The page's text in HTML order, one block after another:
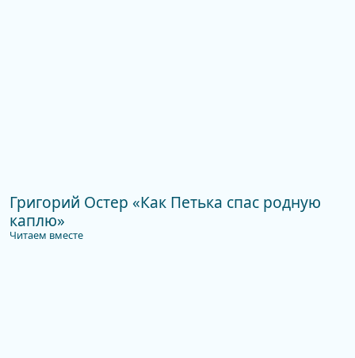
Григорий Остер «Как Петька спас родную
каплю»
Читаем вместе